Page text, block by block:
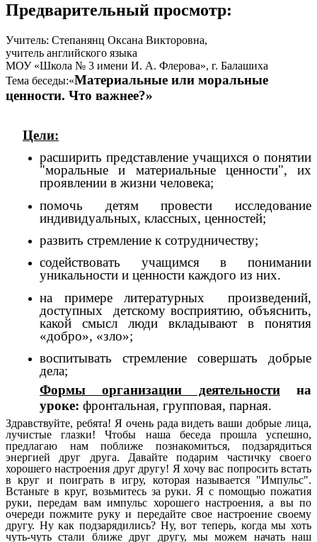
Предварительный просмотр:
Учитель: Степанянц Оксана Викторовна,
учитель английского языка
МОУ «Школа № 3 имени И. А. Флерова», г. Балашиха
Тема беседы:«Материальные или моральные
ценности. Что важнее?»
Цели:
расширить представление учащихся о понятии
"моральные и материальные ценности", их
проявлении в жизни человека;
помочь детям провести исследование
индивидуальных, классных, ценностей;
развить стремление к сотрудничеству;
содействовать учащимся в понимании
уникальности и ценности каждого из них.
на примере литературных произведений,
доступных детскому восприятию, объяснить,
какой смысл люди вкладывают в понятия
«добро», «зло»;
воспитывать стремление совершать добрые
дела;
Формы организации деятельностина
уроке: фронтальная, групповая, парная.
Здравствуйте, ребята! Я очень рада видеть ваши добрые лица,
лучистые глазки! Чтобы наша беседа прошла успешно,
предлагаю нам поближе познакомиться, подзарядиться
энергией друг друга. Давайте подарим частичку своего
хорошего настроения друг другу! Я хочу вас попросить встать
в круг и поиграть в игру, которая называется "Импульс".
Встаньте в круг, возьмитесь за руки. Я с помощью пожатия
руки, передам вам импульс хорошего настроения, а вы по
очереди пожмите руку и передайте свое настроение своему
другу. Ну как подзарядились? Ну, вот теперь, когда мы хоть
чуть-чуть стали ближе друг другу, мы можем начать наш